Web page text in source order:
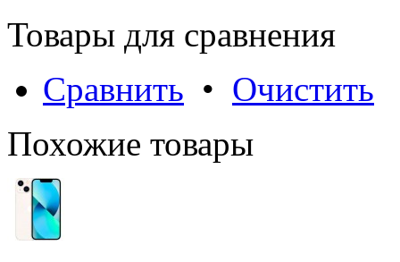
Товары для сравнения
Сравнить • Очистить
Похожие товары